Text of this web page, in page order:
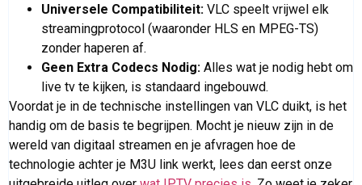
Universele Compatibiliteit: VLC speelt vrijwel elk
streamingprotocol (waaronder HLS en MPEG-TS)
zonder haperen af.
Geen Extra Codecs Nodig: Alles wat je nodig hebt om
live tv te kijken, is standaard ingebouwd.
Voordat je in de technische instellingen van VLC duikt, is het
handig om de basis te begrijpen. Mocht je nieuw zijn in de
wereld van digitaal streamen en je afvragen hoe de
technologie achter je M3U link werkt, lees dan eerst onze